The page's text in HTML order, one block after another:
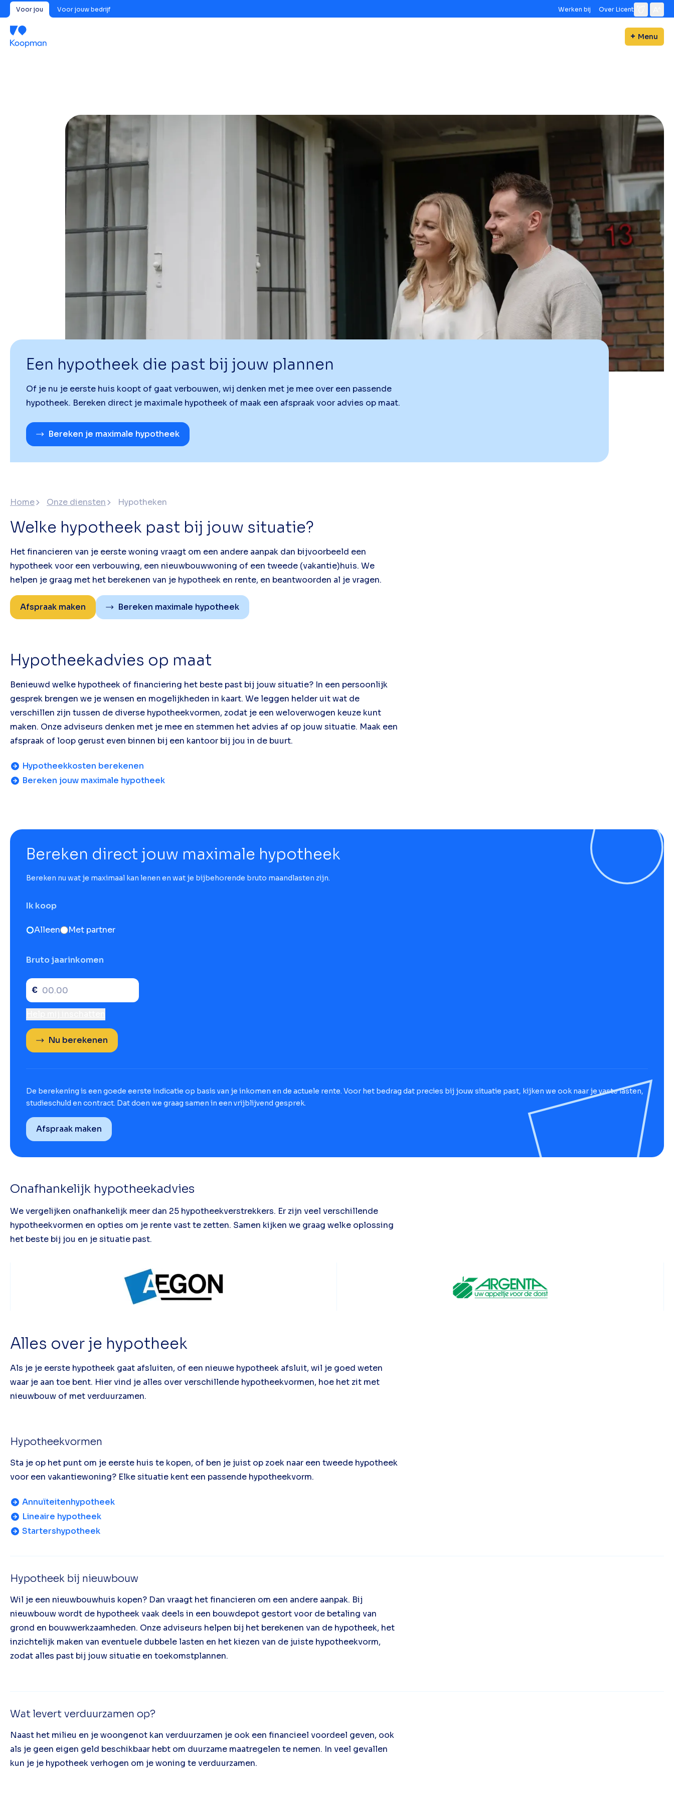
Voor jou Voor jouw bedrijf Werken bij Over Licent
Menu
Een hypotheek die past bij jouw plannen
Of je nu je eerste huis koopt of gaat verbouwen, wij denken met je mee over een passende
hypotheek. Bereken direct je maximale hypotheek of maak een afspraak voor advies op maat.
Bereken je maximale hypotheek
Home Onze diensten Hypotheken
Welke hypotheek past bij jouw situatie?
Het financieren van je eerste woning vraagt om een andere aanpak dan bijvoorbeeld een
hypotheek voor een verbouwing, een nieuwbouwwoning of een tweede (vakantie)huis. We
helpen je graag met het berekenen van je hypotheek en rente, en beantwoorden al je vragen.
Afspraak maken Bereken maximale hypotheek
Hypotheekadvies op maat
Benieuwd welke hypotheek of financiering het beste past bij jouw situatie? In een persoonlijk
gesprek brengen we je wensen en mogelijkheden in kaart. We leggen helder uit wat de
verschillen zijn tussen de diverse hypotheekvormen, zodat je een weloverwogen keuze kunt
maken. Onze adviseurs denken met je mee en stemmen het advies af op jouw situatie. Maak een
afspraak of loop gerust even binnen bij een kantoor bij jou in de buurt.
Hypotheekkosten berekenen
Bereken jouw maximale hypotheek
Bereken direct jouw maximale hypotheek
Bereken nu wat je maximaal kan lenen en wat je bijbehorende bruto maandlasten zijn.
Ik koop
Alleen Met partner
Bruto jaarinkomen
€
Nu berekenen
De berekening is een goede eerste indicatie op basis van je inkomen en de actuele rente. Voor het bedrag dat precies bij jouw situatie past, kijken we ook naar je vaste lasten,
studieschuld en contract. Dat doen we graag samen in een vrijblijvend gesprek.
Afspraak maken
Onafhankelijk hypotheekadvies
We vergelijken onafhankelijk meer dan 25 hypotheekverstrekkers. Er zijn veel verschillende
hypotheekvormen en opties om je rente vast te zetten. Samen kijken we graag welke oplossing
het beste bij jou en je situatie past.
Alles over je hypotheek
Als je je eerste hypotheek gaat afsluiten, of een nieuwe hypotheek afsluit, wil je goed weten
waar je aan toe bent. Hier vind je alles over verschillende hypotheekvormen, hoe het zit met
nieuwbouw of met verduurzamen.
Hypotheekvormen
Sta je op het punt om je eerste huis te kopen, of ben je juist op zoek naar een tweede hypotheek
voor een vakantiewoning? Elke situatie kent een passende hypotheekvorm.
Annuïteitenhypotheek
Lineaire hypotheek
Startershypotheek
Hypotheek bij nieuwbouw
Wil je een nieuwbouwhuis kopen? Dan vraagt het financieren om een andere aanpak. Bij
nieuwbouw wordt de hypotheek vaak deels in een bouwdepot gestort voor de betaling van
grond en bouwwerkzaamheden. Onze adviseurs helpen bij het berekenen van de hypotheek, het
inzichtelijk maken van eventuele dubbele lasten en het kiezen van de juiste hypotheekvorm,
zodat alles past bij jouw situatie en toekomstplannen.
Wat levert verduurzamen op?
Naast het milieu en je woongenot kan verduurzamen je ook een financieel voordeel geven, ook
als je geen eigen geld beschikbaar hebt om duurzame maatregelen te nemen. In veel gevallen
kun je je hypotheek verhogen om je woning te verduurzamen.